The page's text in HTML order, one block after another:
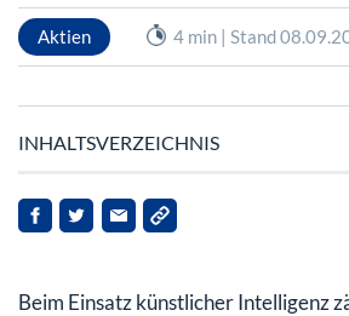
Aktien 4 min | Stand
INHALTSVERZEICHNIS
Die Ansprüche der Kundschaft
Beim Einsatz künstlicher Intelligenz